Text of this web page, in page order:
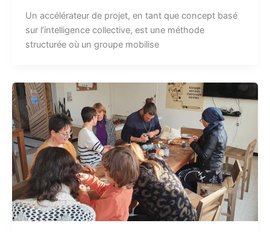
Un accélérateur de projet, en tant que concept basé
sur l’intelligence collective, est une méthode
structurée où un groupe mobilise